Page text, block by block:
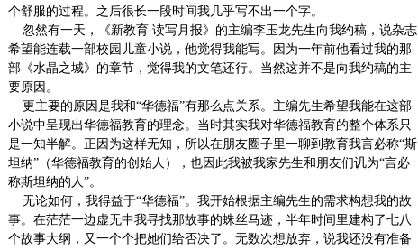
个舒服的过程。之后很长一段时间我几乎写不出一个字。
忽然有一天，《新教育 读写月报》的主编李玉龙先生向我约稿，说杂志
希望能连载一部校园儿童小说，他觉得我能写。因为一年前他看过我的那
部《水晶之城》的章节，觉得我的文笔还行。当然这并不是向我约稿的主
要原因。
更主要的原因是我和“华德福”有那么点关系。主编先生希望我能在这部
小说中呈现出华德福教育的理念。当时其实我对华德福教育的整个体系只
是一知半解。正因为这样无知，所以在朋友圈子里一聊到教育我言必称“斯
坦纳”（华德福教育的创始人），也因此我被我家先生和朋友们讥为“言必
称斯坦纳的人”。
无论如何，我得益于“华德福”。我开始根据主编先生的需求构想我的故
事。在茫茫一边虚无中我寻找那故事的蛛丝马迹，半年时间里建构了七八
个故事大纲，又一个个把她们给否决了。无数次想放弃，说我还没有准备